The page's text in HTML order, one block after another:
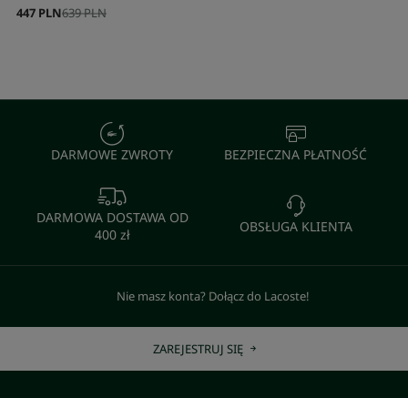
639 PLN
447 PLN
DARMOWE ZWROTY BEZPIECZNA PŁATNOŚĆ
DARMOWA DOSTAWA OD
400 zł
OBSŁUGA KLIENTA
Nie masz konta? Dołącz do Lacoste!
ZAREJESTRUJ SIĘ